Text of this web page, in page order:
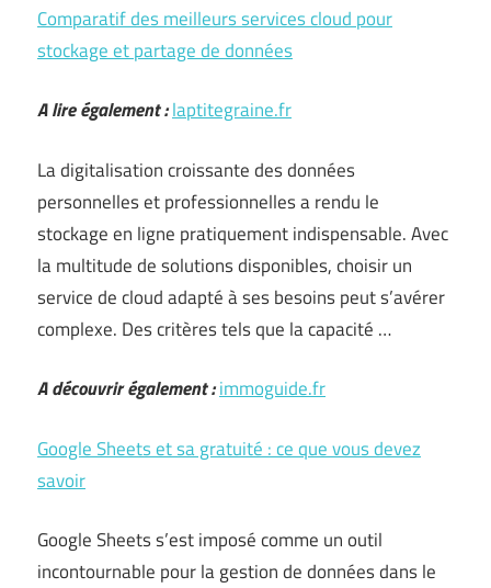
Comparatif des meilleurs services cloud pour
stockage et partage de données
A lire également :laptitegraine.fr
La digitalisation croissante des données
personnelles et professionnelles a rendu le
stockage en ligne pratiquement indispensable. Avec
la multitude de solutions disponibles, choisir un
service de cloud adapté à ses besoins peut s’avérer
complexe. Des critères tels que la capacité …
A découvrir également :immoguide.fr
Google Sheets et sa gratuité : ce que vous devez
savoir
Google Sheets s’est imposé comme un outil
incontournable pour la gestion de données dans le